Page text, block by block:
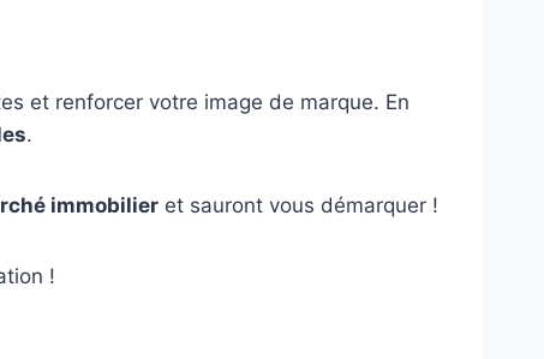
et renforcer votre image de marque. En
.
immobilier et sauront vous démarquer !
!